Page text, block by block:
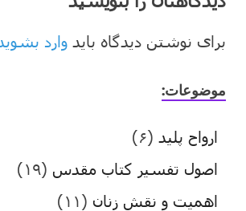
برای نوشتن دیدگاه باید وارد بشوید
موضوعات:
ارواح پلید (۶)
اصول تفسیر کتاب مقدس (۱۹)
اهمیت و نقش زنان (۱۱)